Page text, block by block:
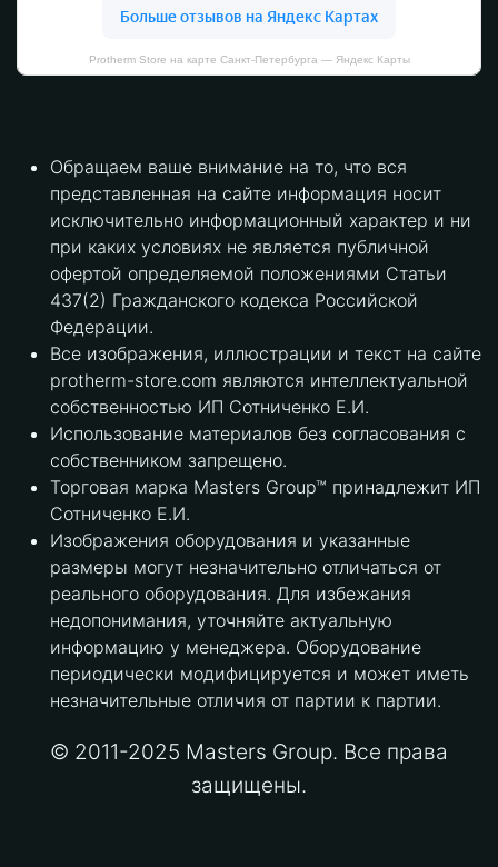
Protherm Store на карте Санкт‑Петербурга — Яндекс Карты
Обращаем ваше внимание на то, что вся
представленная на сайте информация носит
исключительно информационный характер и ни
при каких условиях не является публичной
офертой определяемой положениями Статьи
437(2) Гражданского кодекса Российской
Федерации.
Все изображения, иллюстрации и текст на сайте
protherm-store.com являются интеллектуальной
собственностью ИП Сотниченко Е.И.
Использование материалов без согласования с
собственником запрещено.
Торговая марка Masters Group™ принадлежит ИП
Сотниченко Е.И.
Изображения оборудования и указанные
размеры могут незначительно отличаться от
реального оборудования. Для избежания
недопонимания, уточняйте актуальную
информацию у менеджера. Оборудование
периодически модифицируется и может иметь
незначительные отличия от партии к партии.
© 2011-2025 Masters Group. Все права
защищены.